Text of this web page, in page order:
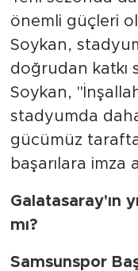
önemli güçleri
Soykan,
doğrudan katkı
Soykan,
stadyumda
gücümüz
başarılara imza
Galatasaray'ın
mı?
Samsunspor